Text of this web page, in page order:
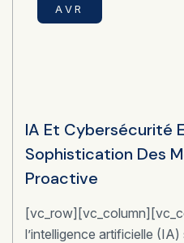
AVR
IA Et Cybersécurité
Sophistication Des
Proactive
l’intelligence artificielle